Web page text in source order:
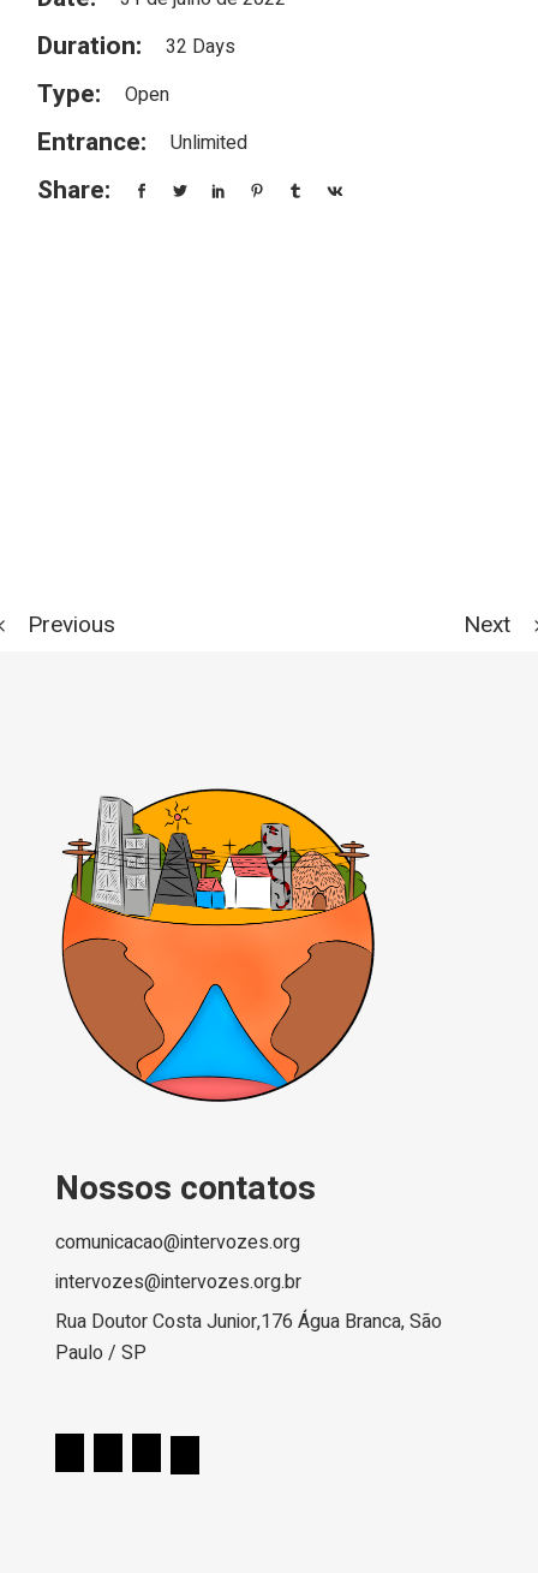
Duration: 32 Days
Type: Open
Entrance: Unlimited
Share:
Previous Next
Nossos contatos
comunicacao@intervozes.org
intervozes@intervozes.org.br
Rua Doutor Costa Junior,176 Água Branca, São
Paulo / SP